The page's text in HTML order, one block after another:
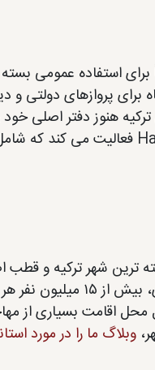
آتاتورک استانبول در تاریخ ۶ آوریل ۲۰۱۹
برای پروازهای دولتی
هنوز دفتر اصلی
ترین شهر ترکیه و
مالی است. به عنوان مجری
محل اقامت بسیاری از
وبلاگ ما را در مورد